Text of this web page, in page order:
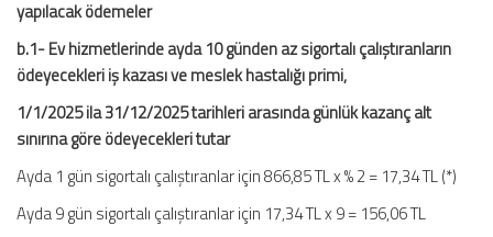
yapılacak ödemeler
b.1- Ev hizmetlerinde ayda 10 günden az sigortalı çalıştıranların
ödeyecekleri iş kazası ve meslek hastalığı primi,
1/1/2025 ila 31/12/2025 tarihleri arasında günlük kazanç alt
sınırına göre ödeyecekleri tutar
Ayda 1 gün sigortalı çalıştıranlar için 866,85 TL x % 2 = 17,34 TL (*)
Ayda 9 gün sigortalı çalıştıranlar için 17,34 TL x 9 = 156,06 TL